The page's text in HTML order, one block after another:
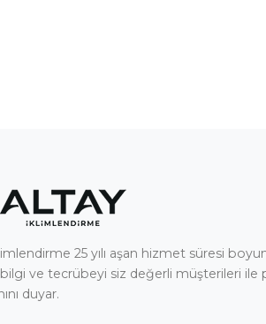
25 yılı aşan hizmet süresi
ve tecrübeyi siz değerli müşterileri ile
duyar.